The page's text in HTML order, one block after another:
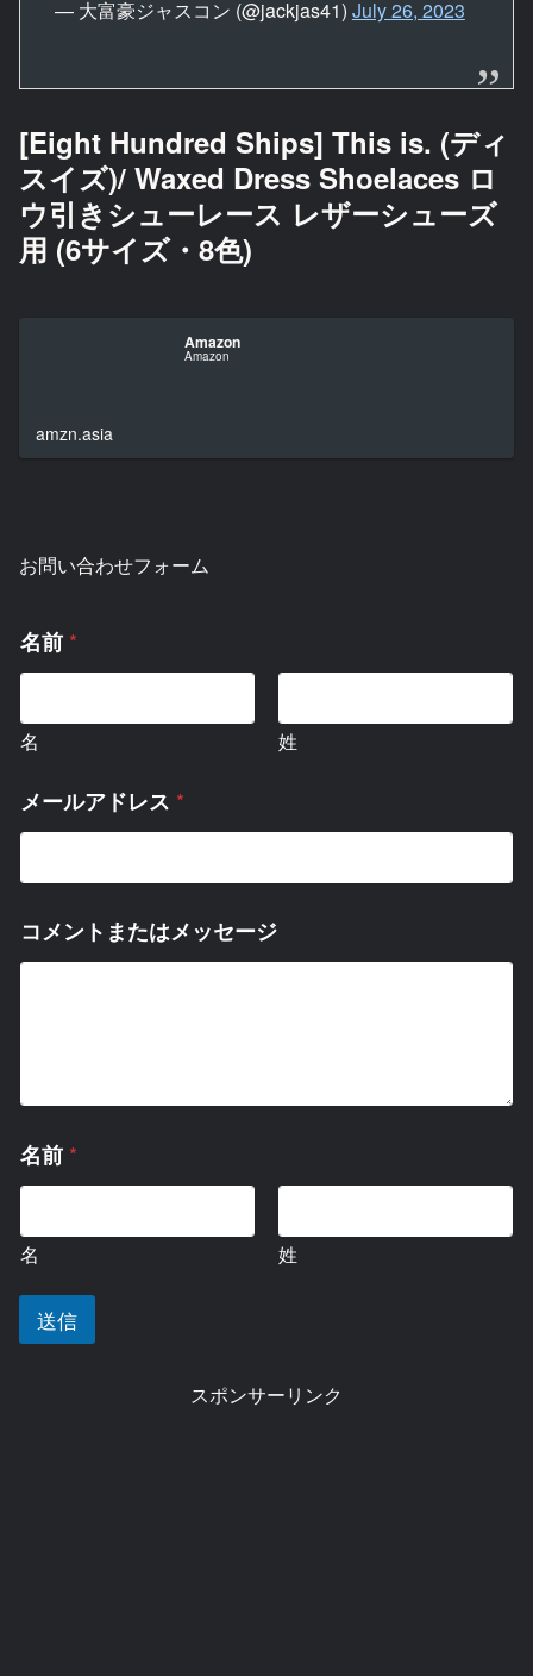
— 大富豪ジャスコン (@jackjas41) July 26, 2023
[Eight Hundred Ships] This is. (ディ
スイズ)/ Waxed Dress Shoelaces ロ
ウ引きシューレース レザーシューズ
用 (6サイズ・8色)
Amazon
Amazon
amzn.asia
お問い合わせフォーム
名前 *
名 姓
メールアドレス *
コメントまたはメッセージ
メ
ン
ま
た
メ
ッ
名前 *
名 姓
送信
スポンサーリンク